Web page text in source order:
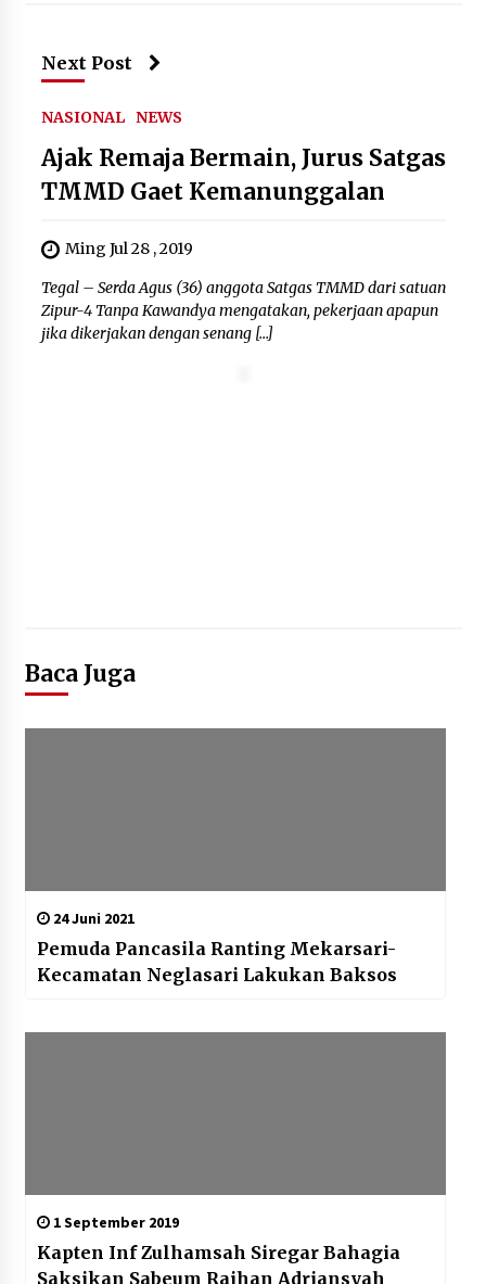
Next Post
NASIONAL NEWS
Ajak Remaja Bermain, Jurus Satgas
TMMD Gaet Kemanunggalan
Ming Jul 28 , 2019
Tegal – Serda Agus (36) anggota Satgas TMMD dari satuan
Zipur-4 Tanpa Kawandya mengatakan, pekerjaan apapun
jika dikerjakan dengan senang […]
Baca Juga
24 Juni 2021
Pemuda Pancasila Ranting Mekarsari-
Kecamatan Neglasari Lakukan Baksos
1 September 2019
Kapten Inf Zulhamsah Siregar Bahagia
Saksikan Sabeum Raihan Adriansyah